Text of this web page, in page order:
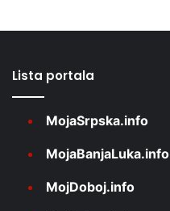
Lista portala
MojaSrpska.info
MojaBanjaLuka.info
MojDoboj.info